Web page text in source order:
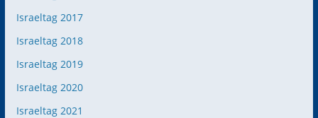
Israeltag 2017
Israeltag 2018
Israeltag 2019
Israeltag 2020
Israeltag 2021